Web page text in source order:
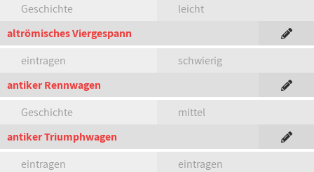
Geschichte
leicht
altrömisches Viergespann
eintragen
schwierig
antiker Rennwagen
Geschichte
mittel
antiker Triumphwagen
eintragen
eintragen